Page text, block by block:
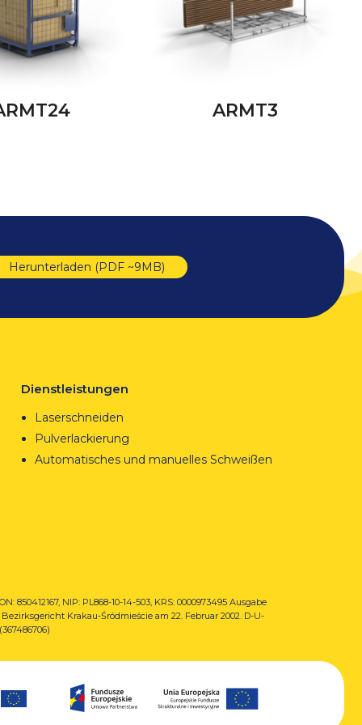
ARMT3
Herunterladen (PDF ~9MB)
Dienstleistungen
Laserschneiden
Pulverlackierung
Automatisches und manuelles Schweißen
850412167, NIP: PL868-10-14-503, KRS: 0000973495 Ausgabe
Krakau-Śródmieście am 22. Februar 2002. D-U-